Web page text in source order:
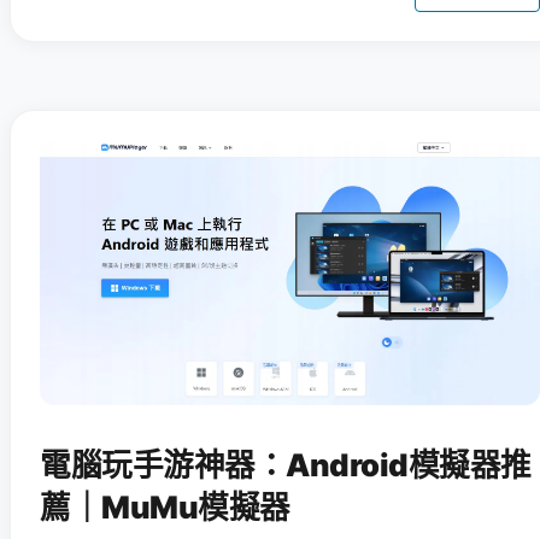
電腦玩手游神器：Android模擬器推
薦｜MuMu模擬器